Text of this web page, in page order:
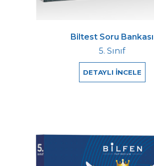
Biltest Soru Bankası
5. Sınıf
DETAYLI İNCELE